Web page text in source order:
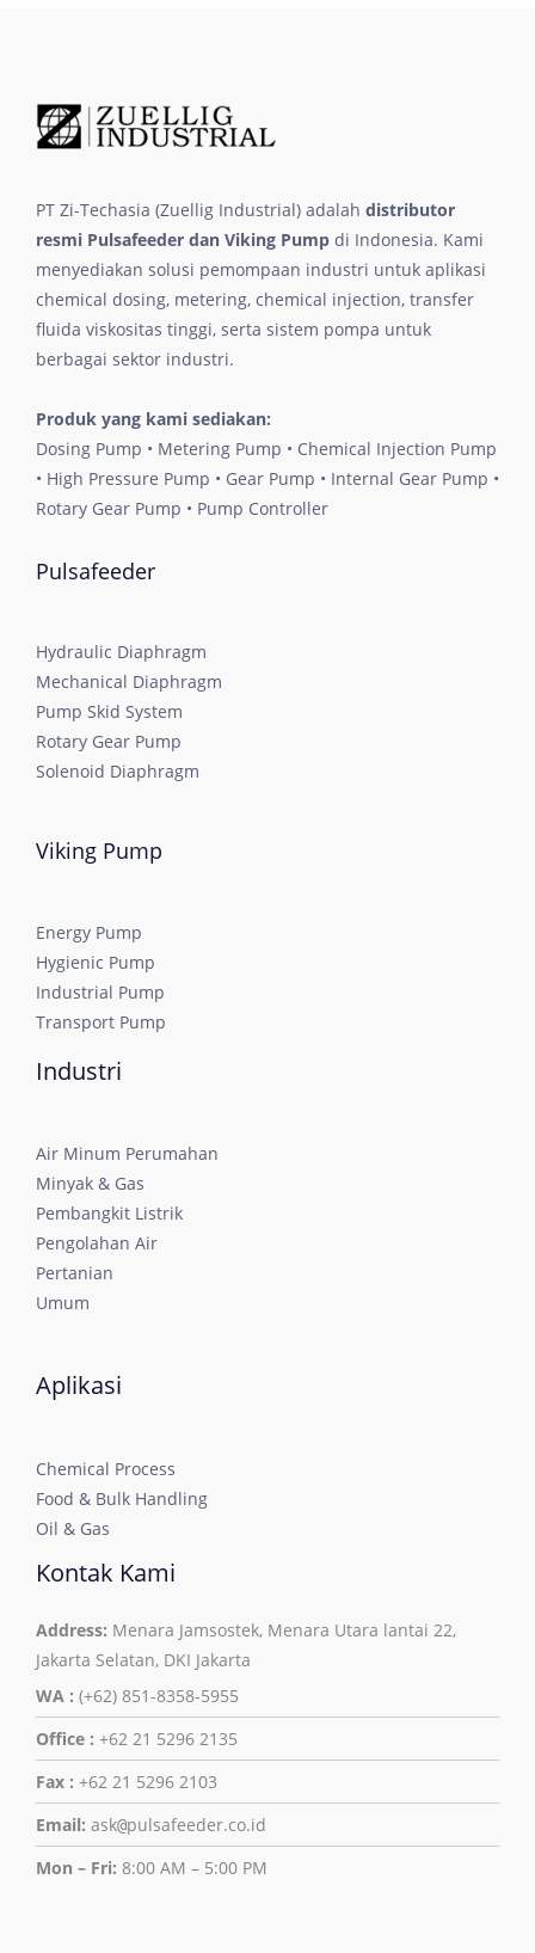
PT Zi-Techasia (Zuellig Industrial) adalah distributor
resmi Pulsafeeder dan Viking Pump di Indonesia. Kami
menyediakan solusi pemompaan industri untuk aplikasi
chemical dosing, metering, chemical injection, transfer
fluida viskositas tinggi, serta sistem pompa untuk
berbagai sektor industri.
Produk yang kami sediakan:
Dosing Pump • Metering Pump • Chemical Injection Pump
• High Pressure Pump • Gear Pump • Internal Gear Pump •
Rotary Gear Pump • Pump Controller
Pulsafeeder
Hydraulic Diaphragm
Mechanical Diaphragm
Pump Skid System
Rotary Gear Pump
Solenoid Diaphragm
Viking Pump
Energy Pump
Hygienic Pump
Industrial Pump
Transport Pump
Industri
Air Minum Perumahan
Minyak & Gas
Pembangkit Listrik
Pengolahan Air
Pertanian
Umum
Aplikasi
Chemical Process
Food & Bulk Handling
Oil & Gas
Kontak Kami
Address: Menara Jamsostek, Menara Utara lantai 22,
Jakarta Selatan, DKI Jakarta
WA : (+62) 851-8358-5955
Office : +62 21 5296 2135
Fax : +62 21 5296 2103
Email: ask@pulsafeeder.co.id
Mon – Fri: 8:00 AM – 5:00 PM